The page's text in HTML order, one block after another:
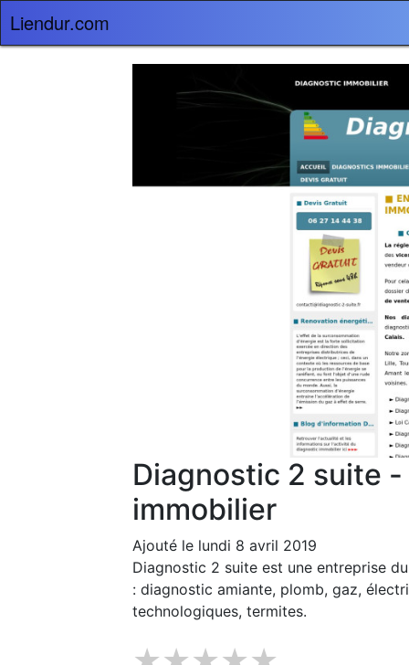
Liendur.com
Diagnostic 2 suite
immobilier
Ajouté le lundi 8 avril 2019
Diagnostic 2 suite est une entreprise
: diagnostic amiante, plomb, gaz,
technologiques, termites.